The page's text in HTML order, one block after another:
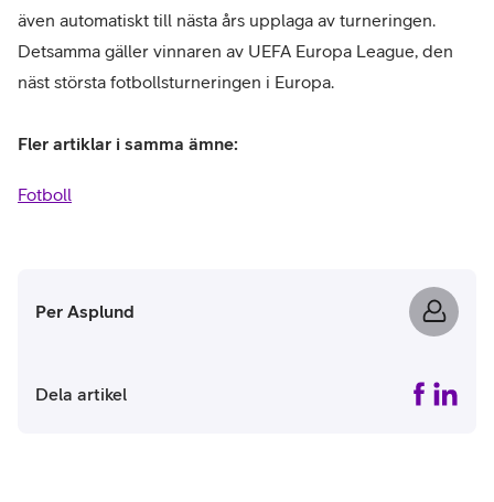
även automatiskt till nästa års upplaga av turneringen.
Detsamma gäller vinnaren av UEFA Europa League, den
näst största fotbollsturneringen i Europa.
Fler artiklar i samma ämne:
Fotboll
Per Asplund
Dela artikel